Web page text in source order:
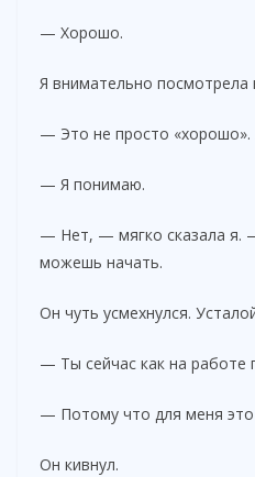
— Хорошо.
Я внимательно посмотрела
— Это не просто «хорошо».
— Я понимаю.
— Нет, — мягко сказала я.
можешь начать.
Он чуть усмехнулся.
— Ты сейчас как на работе
— Потому что для меня это
Он кивнул.